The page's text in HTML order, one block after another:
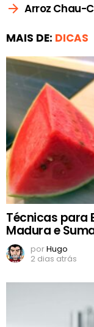
Arroz Chau-
MAIS DE: DICAS
Técnicas para
Madura e
porHugo
2 dias atrás